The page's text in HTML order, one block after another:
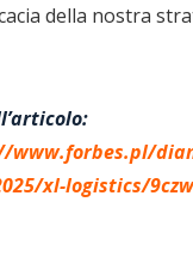
della nostra
www.forbes.pl/
xl-logistics/